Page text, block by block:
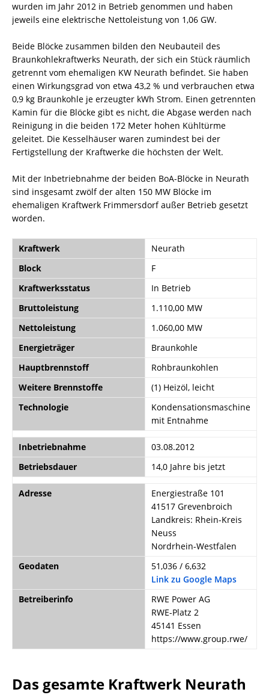
wurden im Jahr 2012 in Betrieb genommen und haben
jeweils eine elektrische Nettoleistung von 1,06 GW.
Beide Blöcke zusammen bilden den Neubauteil des
Braunkohlekraftwerks Neurath, der sich ein Stück räumlich
getrennt vom ehemaligen KW Neurath befindet. Sie haben
einen Wirkungsgrad von etwa 43,2 % und verbrauchen etwa
0,9 kg Braunkohle je erzeugter kWh Strom. Einen getrennten
Kamin für die Blöcke gibt es nicht, die Abgase werden nach
Reinigung in die beiden 172 Meter hohen Kühltürme
geleitet. Die Kesselhäuser waren zumindest bei der
Fertigstellung der Kraftwerke die höchsten der Welt.
Mit der Inbetriebnahme der beiden BoA-Blöcke in Neurath
sind insgesamt zwölf der alten 150 MW Blöcke im
ehemaligen Kraftwerk Frimmersdorf außer Betrieb gesetzt
worden.
Kraftwerk
Neurath
Block
F
Kraftwerksstatus
In Betrieb
Bruttoleistung
1.110,00 MW
Nettoleistung
1.060,00 MW
Energieträger
Braunkohle
Hauptbrennstoff
Rohbraunkohlen
Weitere Brennstoffe
(1) Heizöl, leicht
Technologie
Kondensationsmaschine
mit Entnahme
Inbetriebnahme
03.08.2012
Betriebsdauer
14,0 Jahre bis jetzt
Adresse
Energiestraße 101
41517 Grevenbroich
Landkreis: Rhein-Kreis
Neuss
Nordrhein-Westfalen
Geodaten
51,036 / 6,632
Link zu Google Maps
Betreiberinfo
RWE Power AG
RWE-Platz 2
45141 Essen
https://www.group.rwe/
Das gesamte Kraftwerk Neurath